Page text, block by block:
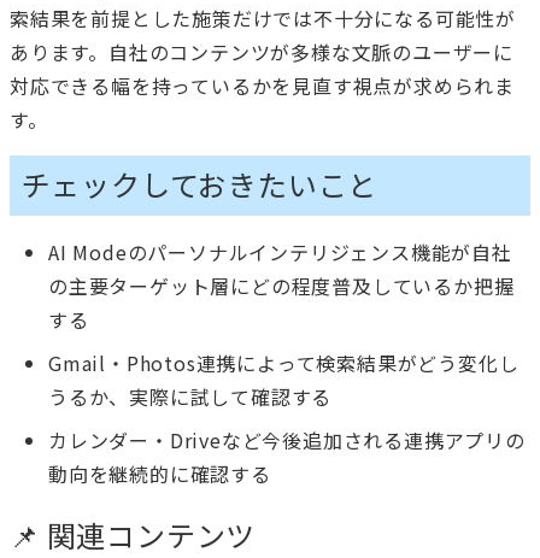
索結果を前提とした施策だけでは不十分になる可能性が
あります。自社のコンテンツが多様な文脈のユーザーに
対応できる幅を持っているかを見直す視点が求められま
す。
チェックしておきたいこと
AI Modeのパーソナルインテリジェンス機能が自社
の主要ターゲット層にどの程度普及しているか把握
する
Gmail・Photos連携によって検索結果がどう変化し
うるか、実際に試して確認する
カレンダー・Driveなど今後追加される連携アプリの
動向を継続的に確認する
📌 関連コンテンツ